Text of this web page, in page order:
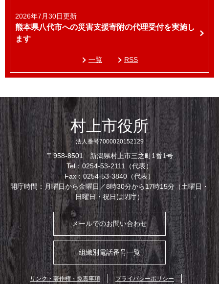
2026年7月30日更新
熊本県八代市への災害支援寄附の代理受付を実施し
ます
一覧 RSS
村上市役所
法人番号7000020152129
〒958-8501 新潟県村上市三之町1番1号
Tel：0254-53-2111（代表）
Fax：0254-53-3840（代表）
開庁時間：月曜日から金曜日／8時30分から17時15分（土曜日・
日曜日・祝日は閉庁）
メールでのお問い合わせ
組織別電話番号一覧
リンク・著作権・免責事項 プライバシーポリシー